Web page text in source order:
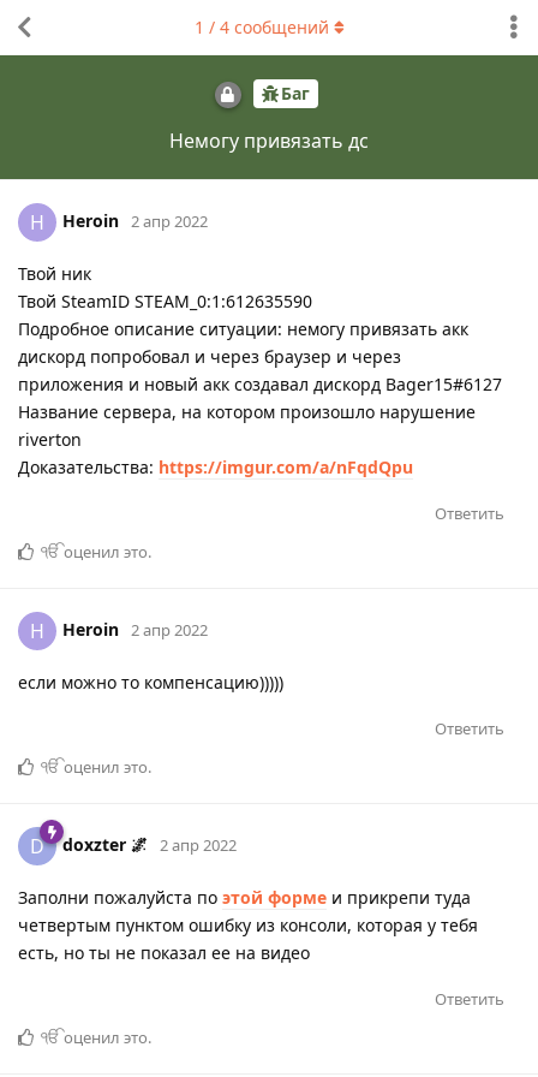
Баг
Немогу привязать дс
1 / 4сообщений
H Heroin 2 апр 2022
Твой ник
Твой SteamID STEAM_0:1:612635590
Подробное описание ситуации: немогу привязать акк
дискорд попробовал и через браузер и через
приложения и новый акк создавал дискорд Bager15#6127
Название сервера, на котором произошло нарушение
riverton
Доказательства: https://imgur.com/a/nFqdQpu
Ответить
ੴоценил это.
H Heroin 2 апр 2022
если можно то компенсацию)))))
Ответить
ੴоценил это.
D doxzter 🌌 2 апр 2022
Заполни пожалуйста по этой форме и прикрепи туда
четвертым пунктом ошибку из консоли, которая у тебя
есть, но ты не показал ее на видео
Ответить
ੴоценил это.